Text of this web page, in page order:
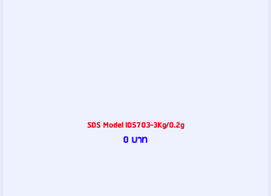
SDS Model IDS703-3Kg/0.2g
0 บาท